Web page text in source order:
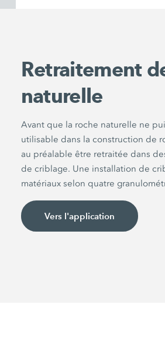
Retraitement
naturelle
Avant que la roche naturelle ne
utilisable dans la construction de
au préalable être retraitée dans
de criblage. Une installation de
matériaux selon quatre
Vers l'application